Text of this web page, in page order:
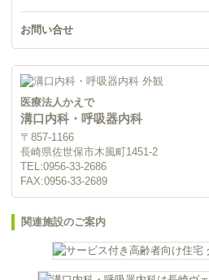
お問い合せ
医療法人かえで
溝口内科・呼吸器内科
〒857-1166
長崎県佐世保市木風町1451-2
TEL:0956-33-2686
FAX:0956-33-2689
関連施設のご案内